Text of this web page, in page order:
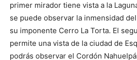
primer mirador tiene vista a la
se puede observar la inmensidad
su imponente Cerro La Torta. El
permite una vista de la ciudad de
podrás observar el Cordón